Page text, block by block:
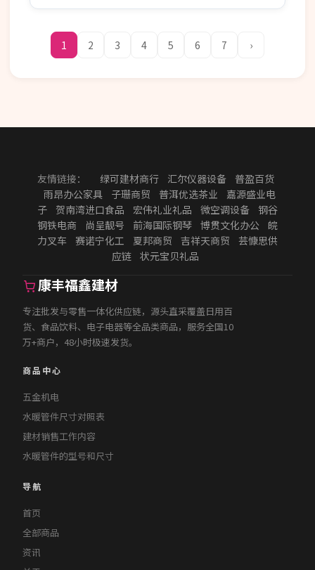
1 2 3 4 5 6 7 ›
友情链接： 绿可建材商行 汇尔仪器设备
普盈百货
雨昂办公家具
子珊商贸 普洱优选茶业
嘉源盛业电
子
贺南湾进口食品 宏伟礼业礼品 微空调设备
钢谷
钢铁电商
尚呈靓号 前海国际钢琴 博贯文化办公
皖
力叉车
赛诺宁化工 夏邦商贸 吉祥天商贸
芸慷思供
应链 状元宝贝礼品
康丰福鑫建材
专注批发与零售一体化供应链，源头直采覆盖日用百
货、食品饮料、电子电器等全品类商品，服务全国10
万+商户，48小时极速发货。
商品中心
五金机电
水暖管件尺寸对照表
建材销售工作内容
水暖管件的型号和尺寸
导航
首页
全部商品
资讯